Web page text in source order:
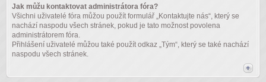
Jak můžu kontaktovat administrátora fóra?
Všichni uživatelé fóra můžou použít formulář „Kontaktujte nás“, který se
nachází naspodu všech stránek, pokud je tato možnost povolena
administrátorem fóra.
Přihlášení uživatelé můžou také použít odkaz „Tým“, který se také nachází
naspodu všech stránek.